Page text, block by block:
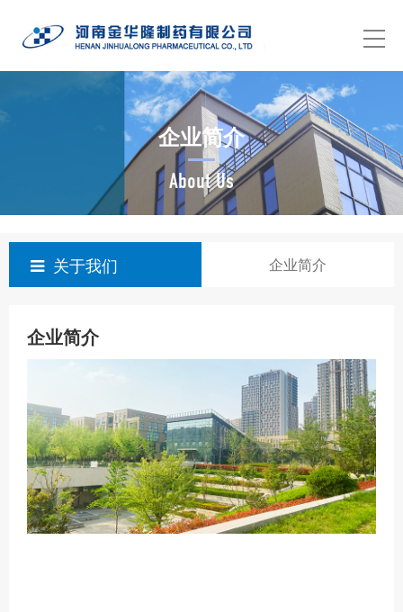
企业简介
About Us
关于我们 企业简介
企业简介